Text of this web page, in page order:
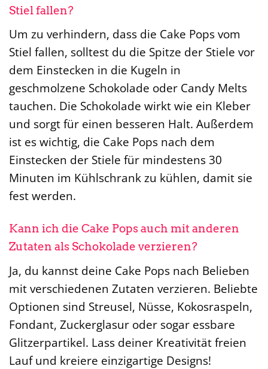
Stiel fallen?
Um zu verhindern, dass die Cake Pops vom
Stiel fallen, solltest du die Spitze der Stiele vor
dem Einstecken in die Kugeln in
geschmolzene Schokolade oder Candy Melts
tauchen. Die Schokolade wirkt wie ein Kleber
und sorgt für einen besseren Halt. Außerdem
ist es wichtig, die Cake Pops nach dem
Einstecken der Stiele für mindestens 30
Minuten im Kühlschrank zu kühlen, damit sie
fest werden.
Kann ich die Cake Pops auch mit anderen
Zutaten als Schokolade verzieren?
Ja, du kannst deine Cake Pops nach Belieben
mit verschiedenen Zutaten verzieren. Beliebte
Optionen sind Streusel, Nüsse, Kokosraspeln,
Fondant, Zuckerglasur oder sogar essbare
Glitzerpartikel. Lass deiner Kreativität freien
Lauf und kreiere einzigartige Designs!